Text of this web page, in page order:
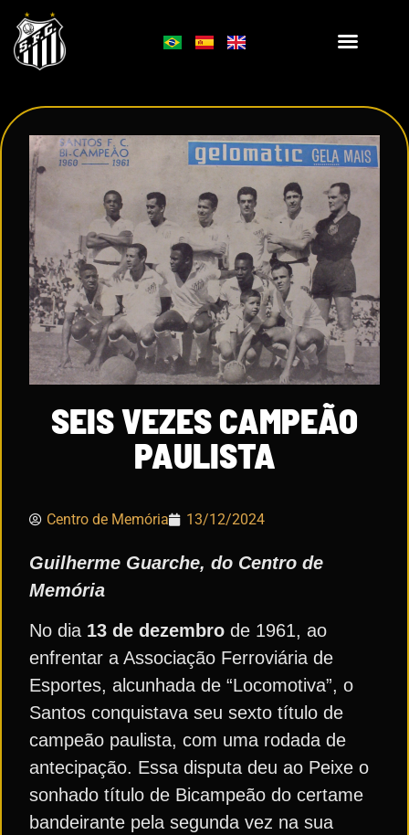
SEIS VEZES CAMPEÃO
PAULISTA
Centro de Memória 13/12/2024
Guilherme Guarche, do Centro de
Memória
No dia 13 de dezembro de 1961, ao
enfrentar a Associação Ferroviária de
Esportes, alcunhada de “Locomotiva”, o
Santos conquistava seu sexto título de
campeão paulista, com uma rodada de
antecipação. Essa disputa deu ao Peixe o
sonhado título de Bicampeão do certame
bandeirante pela segunda vez na sua